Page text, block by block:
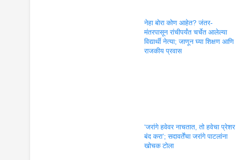
नेहा बोरा कोण आहेत? जंतर-
मंतरपासून रांचीपर्यंत चर्चेत आलेल्या
विद्यार्थी नेत्या; जाणून घ्या शिक्षण आणि
राजकीय प्रवास
‘जरांगे हवेवर नाचतात, तो हवेचा प्रेशर
बंद करा’; सदावर्तेंचा जरांगे पाटलांना
खोचक टोला